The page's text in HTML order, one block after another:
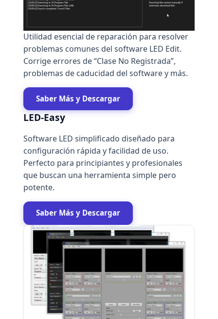
Utilidad esencial de reparación para resolver
problemas comunes del software LED Edit.
Corrige errores de “Clase No Registrada”,
problemas de caducidad del software y más.
Saber Más y Descargar
LED-Easy
Software LED simplificado diseñado para
configuración rápida y facilidad de uso.
Perfecto para principiantes y profesionales
que buscan una herramienta simple pero
potente.
Saber Más y Descargar